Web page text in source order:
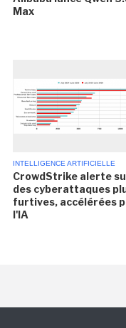
Max
INTELLIGENCE ARTIFICIELLE
CrowdStrike alerte
des cyberattaques
furtives, accélérées
l'IA